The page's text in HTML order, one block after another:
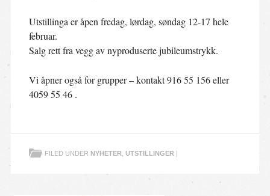
Utstillinga er åpen fredag, lørdag, søndag 12-17 hele
februar.
Salg rett fra vegg av nyproduserte jubileumstrykk.
Vi åpner også for grupper – kontakt 916 55 156 eller
4059 55 46 .
FILED UNDER NYHETER, UTSTILLINGER |